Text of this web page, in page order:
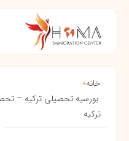
خانه»
بورسیه‌ تحصیلی ترکیه –
ترکیه